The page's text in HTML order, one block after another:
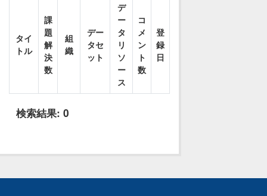
検索結果: 0
タイ
トル
課
題
解
決
数
組
織
デー
タセ
ット
デ
ー
タ
リ
ソ
ー
ス
コ
メ
ン
ト
数
登
録
日